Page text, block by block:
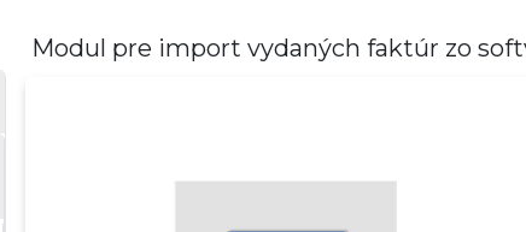
Modul pre import vydaných faktúr zo